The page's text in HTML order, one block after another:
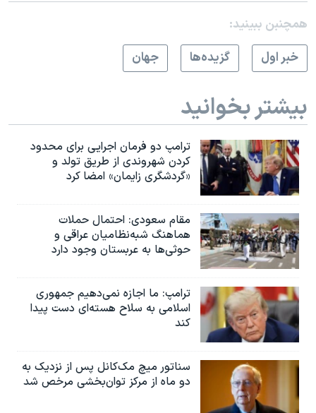
همچنبن ببینید:
خبر اول
گزيده‌ها جهان
بیشتر بخوانید
ترامپ دو فرمان اجرایی برای محدود
کردن شهروندی از طریق تولد و
«گردشگری زایمان» امضا کرد
مقام سعودی: احتمال حملات
هماهنگ شبه‌نظامیان عراقی و
حوثی‌ها به عربستان وجود دارد
ترامپ: ما اجازه نمی‌دهیم جمهوری
اسلامی به سلاح هسته‌ای دست پیدا
کند
سناتور میچ مک‌کانل پس از نزدیک به
دو ماه از مرکز توان‌بخشی مرخص شد